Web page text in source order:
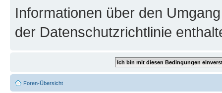
Informationen über den
der Datenschutzrichtlinie
Foren-Übersicht